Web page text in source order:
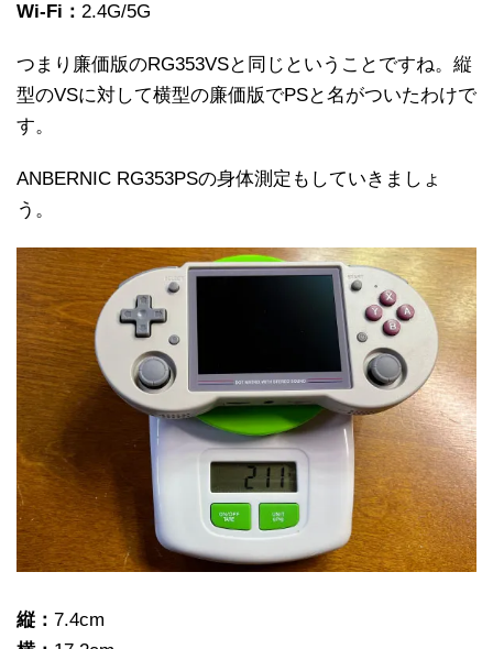
Wi-Fi： 2.4G/5G
つまり廉価版のRG353VSと同じということですね。縦
型のVSに対して横型の廉価版でPSと名がついたわけで
す。
ANBERNIC RG353PSの身体測定もしていきましょ
う。
縦： 7.4cm